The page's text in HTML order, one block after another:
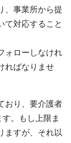
、事業所から提
て対応すること
ォローしなけれ
ればなりませ
おり、要介護者
。もし上限ま
ますが、それ以